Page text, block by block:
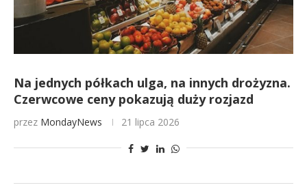
Na jednych półkach ulga, na innych drożyzna.
Czerwcowe ceny pokazują duży rozjazd
przez MondayNews 21 lipca 2026